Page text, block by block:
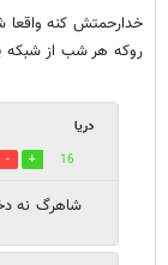
خدارحمتش کنه
روکه هر شب از شبکه
دریا
16
شاهرگ نه